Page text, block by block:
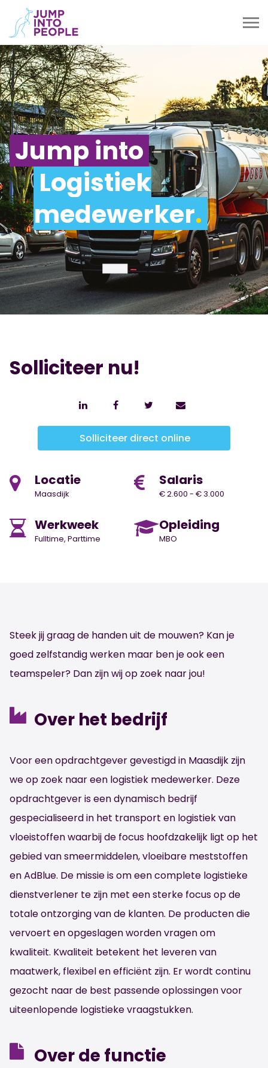
Jump into
Logistiek
medewerker.
Solliciteer nu!
Solliciteer direct online
Locatie
Maasdijk
Salaris
€ 2.600 - € 3.000
Werkweek
Fulltime, Parttime
Opleiding
MBO
Steek jij graag de handen uit de mouwen? Kan je
goed zelfstandig werken maar ben je ook een
teamspeler? Dan zijn wij op zoek naar jou!
Over het bedrijf
Voor een opdrachtgever gevestigd in Maasdijk zijn
we op zoek naar een logistiek medewerker. Deze
opdrachtgever is een dynamisch bedrijf
gespecialiseerd in het transport en logistiek van
vloeistoffen waarbij de focus hoofdzakelijk ligt op het
gebied van smeermiddelen, vloeibare meststoffen
en AdBlue. De missie is om een complete logistieke
dienstverlener te zijn met een sterke focus op de
totale ontzorging van de klanten. De producten die
vervoert en opgeslagen worden vragen om
kwaliteit. Kwaliteit betekent het leveren van
maatwerk, flexibel en efficiënt zijn. Er wordt continu
gezocht naar de best passende oplossingen voor
uiteenlopende logistieke vraagstukken.
Over de functie